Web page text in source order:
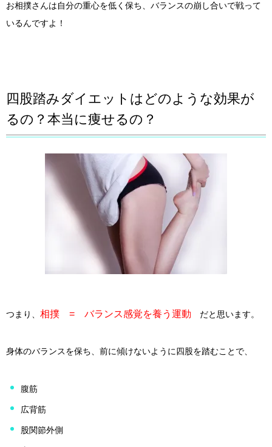
お相撲さんは自分の重心を低く保ち、バランスの崩し合いで戦って
いるんですよ！
四股踏みダイエットはどのような効果が
るの？本当に痩せるの？
つまり、 相撲 = バランス感覚を養う運動 だと思います。
身体のバランスを保ち、前に傾けないように四股を踏むことで、
腹筋
広背筋
股関節外側